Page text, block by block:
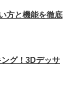
方と機能を徹底
グ！3Dデッサ